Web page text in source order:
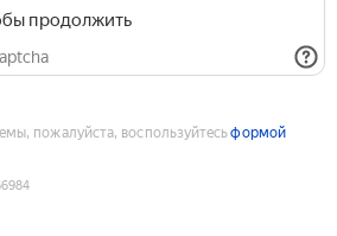
продолжить
пожалуйста, воспользуйтесьформой